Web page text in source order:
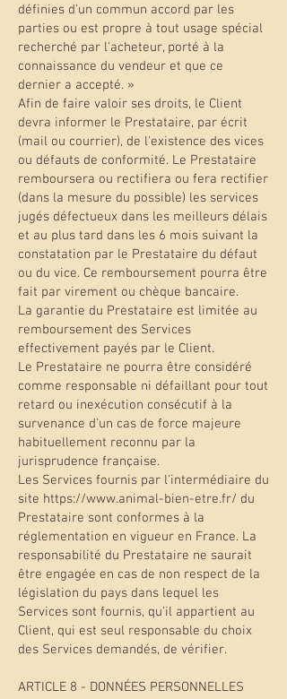
définies d'un commun accord par les
parties ou est propre à tout usage spécial
recherché par l'acheteur, porté à la
connaissance du vendeur et que ce
dernier a accepté. »
Afin de faire valoir ses droits, le Client
devra informer le Prestataire, par écrit
(mail ou courrier), de l'existence des vices
ou défauts de conformité. Le Prestataire
remboursera ou rectifiera ou fera rectifier
(dans la mesure du possible) les services
jugés défectueux dans les meilleurs délais
et au plus tard dans les 6 mois suivant la
constatation par le Prestataire du défaut
ou du vice. Ce remboursement pourra être
fait par virement ou chèque bancaire.
La garantie du Prestataire est limitée au
remboursement des Services
effectivement payés par le Client.
Le Prestataire ne pourra être considéré
comme responsable ni défaillant pour tout
retard ou inexécution consécutif à la
survenance d'un cas de force majeure
habituellement reconnu par la
jurisprudence française.
Les Services fournis par l'intermédiaire du
site https://www.animal-bien-etre.fr/ du
Prestataire sont conformes à la
réglementation en vigueur en France. La
responsabilité du Prestataire ne saurait
être engagée en cas de non respect de la
législation du pays dans lequel les
Services sont fournis, qu'il appartient au
Client, qui est seul responsable du choix
des Services demandés, de vérifier.
ARTICLE 8 - DONNÉES PERSONNELLES